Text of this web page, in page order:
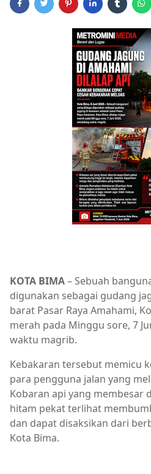
KOTA BIMA– Sebuah
digunakan sebagai gudang
barat Pasar Raya Amahami,
merah pada Minggu sore, 7
waktu magrib.
Kebakaran tersebut memicu
para pengguna jalan yang
Kobaran api yang membesar
hitam pekat terlihat
dan dapat disaksikan dari
Kota Bima.